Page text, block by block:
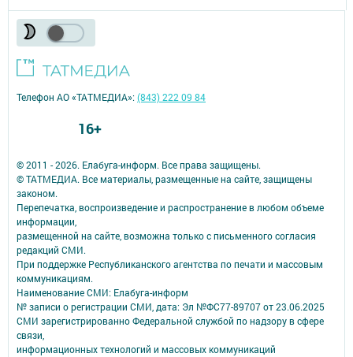
© 2011 - 2026. Елабуга-информ. Все права защищены.
© ТАТМЕДИА. Все материалы, размещенные на сайте, защищены
законом.
Перепечатка, воспроизведение и распространение в любом объеме
информации,
размещенной на сайте, возможна только с письменного согласия
редакций СМИ.
При поддержке Республиканского агентства по печати и массовым
коммуникациям.
Наименование СМИ: Елабуга-информ
№ записи о регистрации СМИ, дата: Эл №ФС77-89707 от 23.06.2025
СМИ зарегистрированно Федеральной службой по надзору в сфере
связи,
информационных технологий и массовых коммуникаций
Телефон АО «ТАТМЕДИА»:(843) 222 09 84
16+